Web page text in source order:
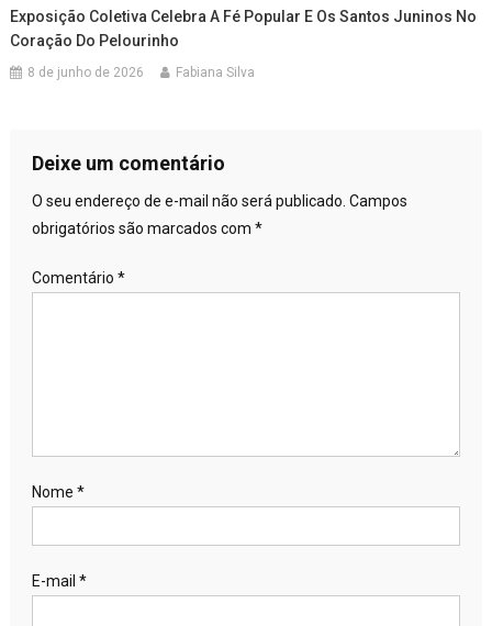
Exposição Coletiva Celebra A Fé Popular E Os Santos Juninos No
Coração Do Pelourinho
8 de junho de 2026 Fabiana Silva
Deixe um comentário
O seu endereço de e-mail não será publicado. Campos
obrigatórios são marcados com *
Comentário *
Nome *
E-mail *